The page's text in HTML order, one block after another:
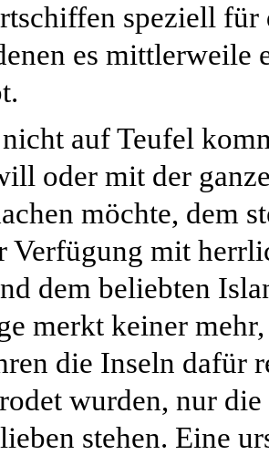
speziell für
es mittlerweile
auf Teufel
oder mit der
möchte, dem
Verfügung mit
dem beliebten
merkt keiner
die Inseln dafür
wurden, nur
stehen. Eine